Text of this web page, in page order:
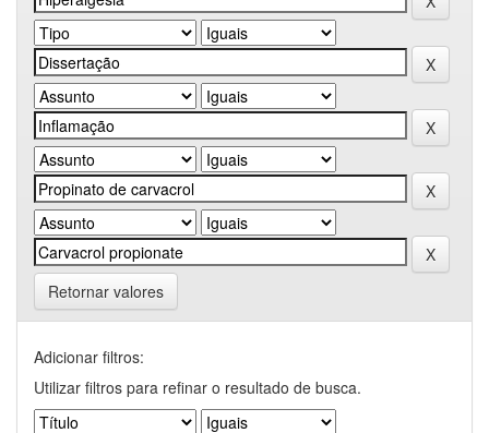
Retornar valores
Adicionar filtros:
Utilizar filtros para refinar o resultado de busca.